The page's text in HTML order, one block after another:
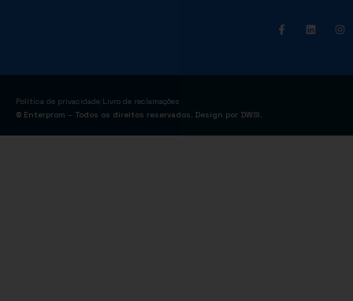
Política de privacidade Livro de reclamações
© Enterprom – Todos os direitos reservados. Design por DWSI.